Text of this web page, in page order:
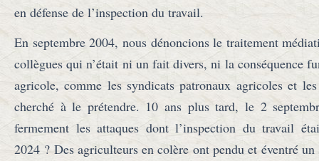
en défense de l’inspection du travail.
En septembre 2004, nous dénoncions le traitement
collègues qui n’était ni un fait divers, ni la conséquence
agricole, comme les syndicats patronaux agricoles et
cherché à le prétendre. 10 ans plus tard, le 2
fermement les attaques dont l’inspection du travail
2024 ? Des agriculteurs en colère ont pendu et éventré